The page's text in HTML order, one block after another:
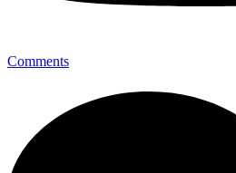
Comments